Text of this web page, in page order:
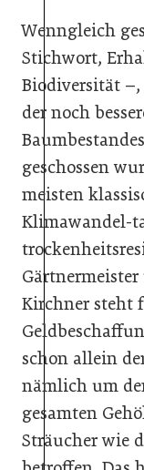
Wenngleich
Stichwort,
Biodiversität
der noch
geschossen
meisten
Klimawandel-
Kirchner steht
schon allein
nämlich um
gesamten
Sträucher wie